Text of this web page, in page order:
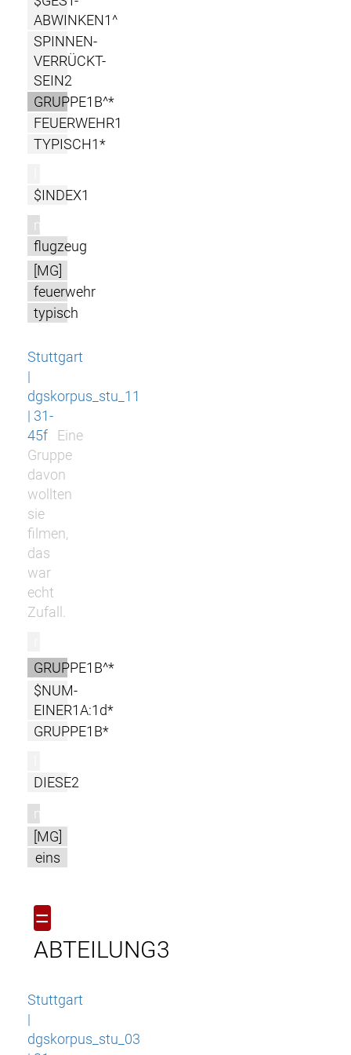
ABWINKEN1^
SPINNEN-
VERRÜCKT-
SEIN2
GRUPPE1B^*
FEUERWEHR1
TYPISCH1*
$INDEX1
m
flugzeug
[MG]
feuerwehr
typisch
Stuttgart
|
dgskorpus_stu_11
| 31-
45f
Eine
Gruppe
davon
wollten
sie
filmen,
das
war
echt
Zufall.
GRUPPE1B^*
$NUM-
EINER1A:1d*
GRUPPE1B*
DIESE2
m
[MG]
eins
=
ABTEILUNG3
Stuttgart
|
dgskorpus_stu_03